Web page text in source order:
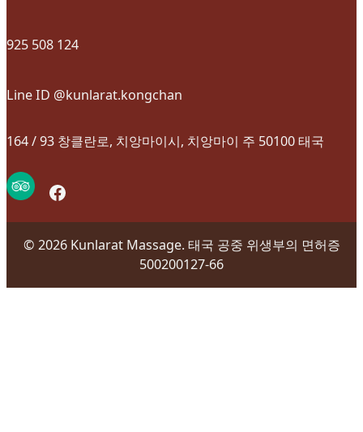
925 508 124
Line ID @kunlarat.kongchan
164 / 93 창클란로, 치앙마이시, 치앙마이 주 50100 태국
Facebook
© 2026 Kunlarat Massage. 태국 공중 위생부의 면허증
500200127-66